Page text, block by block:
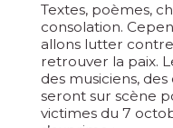
Textes, poèmes,
consolation.
allons lutter contre
retrouver la paix.
des musiciens,
seront sur scène
victimes du 7